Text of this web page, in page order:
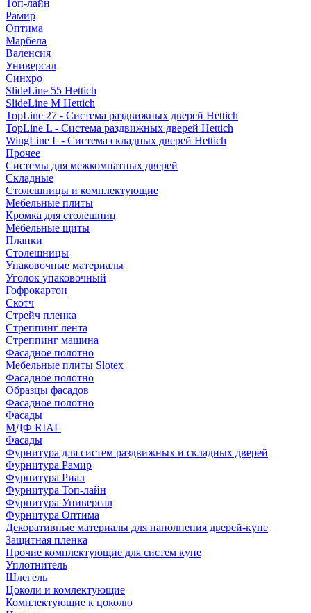
Топ-лайн
Рамир
Оптима
Марбела
Валенсия
Универсал
Синхро
SlideLine 55 Hettich
SlideLine M Hettich
TopLine 27 - Система раздвижных дверей Hettich
TopLine L - Система раздвижных дверей Hettich
WingLine L - Система складных дверей Hettich
Прочее
Системы для межкомнатных дверей
Складные
Столешницы и комплектующие
Мебельные плиты
Кромка для столешниц
Мебельные щиты
Планки
Столешницы
Упаковочные материалы
Уголок упаковочный
Гофрокартон
Скотч
Стрейч пленка
Стреппинг лента
Стреппинг машина
Фасадное полотно
Мебельные плиты Slotex
Фасадное полотно
Образцы фасадов
Фасадное полотно
Фасады
МДФ RIAL
Фасады
Фурнитура для систем раздвижных и складных дверей
Фурнитура Рамир
Фурнитура Риал
Фурнитура Топ-лайн
Фурнитура Универсал
Фурнитура Оптима
Декоративные материалы для наполнения дверей-купе
Защитная пленка
Прочие комплектующие для систем купе
Уплотнитель
Шлегель
Цоколи и комлектующие
Комплектующие к цоколю